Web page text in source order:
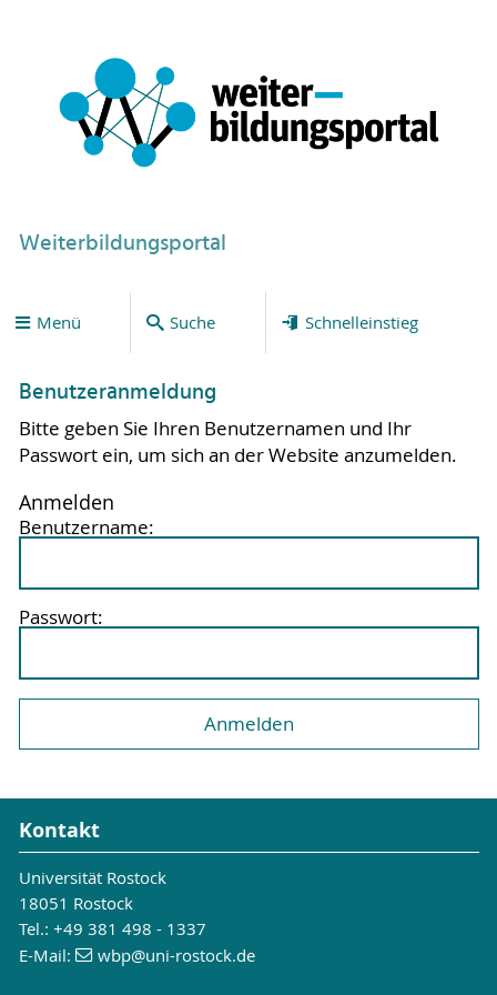
Weiterbildungsportal
Menü Suche Schnelleinstieg
Benutzeranmeldung
Bitte geben Sie Ihren Benutzernamen und Ihr
Passwort ein, um sich an der Website anzumelden.
Anmelden
Benutzername:
Passwort:
Kontakt
Universität Rostock
18051 Rostock
Tel.: +49 381 498 - 1337
E-Mail:
wbp@uni-rostock.de